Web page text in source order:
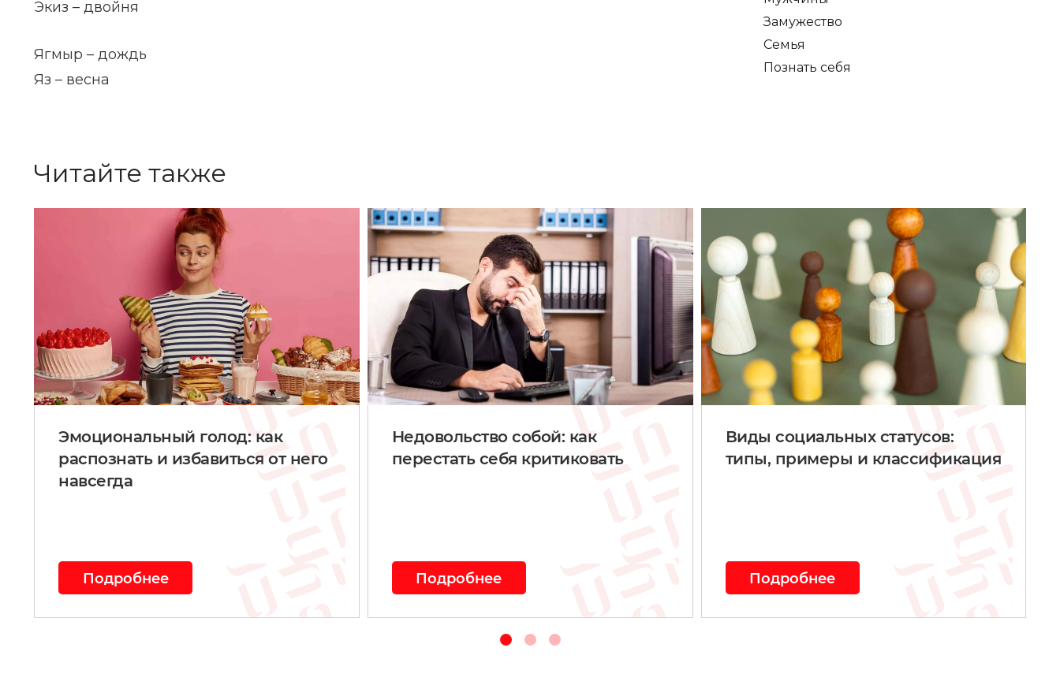
Экиз – двойня
Ягмыр – дождь
Яз – весна
Замужество
Семья
Познать себя
Читайте также
Эмоциональный голод: как
распознать и избавиться от него
навсегда
Подробнее
Недовольство собой: как
перестать себя критиковать
Подробнее
Виды социальных статусов:
типы, примеры и классификация
Подробнее